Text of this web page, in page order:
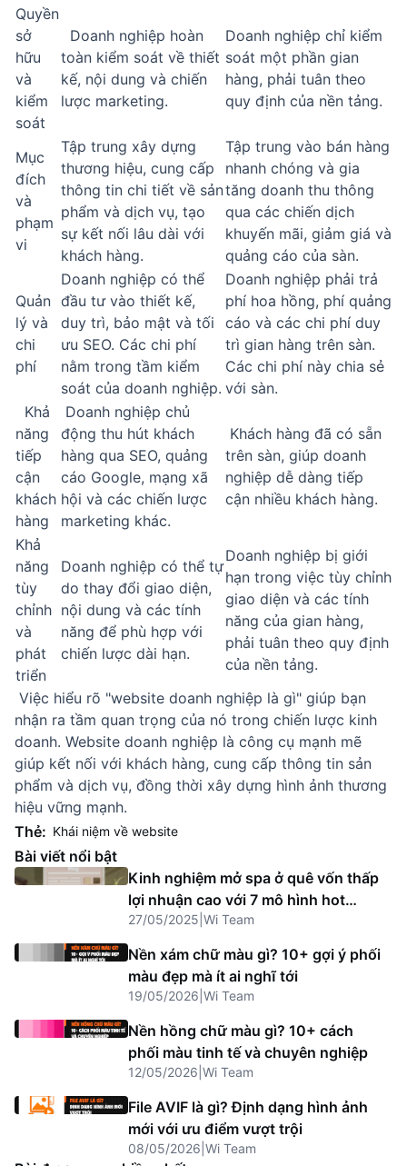
Quyền
sở
hữu
và
kiểm
soát
Doanh nghiệp hoàn
toàn kiểm soát về thiết
kế, nội dung và chiến
lược marketing.
Doanh nghiệp chỉ kiểm
soát một phần gian
hàng, phải tuân theo
quy định của nền tảng.
Mục
đích
và
phạm
vi
Tập trung xây dựng
thương hiệu, cung cấp
thông tin chi tiết về sản
phẩm và dịch vụ, tạo
sự kết nối lâu dài với
khách hàng.
Tập trung vào bán hàng
nhanh chóng và gia
tăng doanh thu thông
qua các chiến dịch
khuyến mãi, giảm giá và
quảng cáo của sàn.
Quản
lý và
chi
phí
Doanh nghiệp có thể
đầu tư vào thiết kế,
duy trì, bảo mật và tối
ưu SEO. Các chi phí
nằm trong tầm kiểm
soát của doanh nghiệp.
Doanh nghiệp phải trả
phí hoa hồng, phí quảng
cáo và các chi phí duy
trì gian hàng trên sàn.
Các chi phí này chia sẻ
với sàn.
Khả
năng
tiếp
cận
khách
hàng
Doanh nghiệp chủ
động thu hút khách
hàng qua SEO, quảng
cáo Google, mạng xã
hội và các chiến lược
marketing khác.
Khách hàng đã có sẵn
trên sàn, giúp doanh
nghiệp dễ dàng tiếp
cận nhiều khách hàng.
Khả
năng
tùy
chỉnh
và
phát
triển
Doanh nghiệp có thể tự
do thay đổi giao diện,
nội dung và các tính
năng để phù hợp với
chiến lược dài hạn.
Doanh nghiệp bị giới
hạn trong việc tùy chỉnh
giao diện và các tính
năng của gian hàng,
phải tuân theo quy định
của nền tảng.
Việc hiểu rõ "website doanh nghiệp là gì" giúp bạn
nhận ra tầm quan trọng của nó trong chiến lược kinh
doanh. Website doanh nghiệp là công cụ mạnh mẽ
giúp kết nối với khách hàng, cung cấp thông tin sản
phẩm và dịch vụ, đồng thời xây dựng hình ảnh thương
hiệu vững mạnh.
Thẻ: Khái niệm về website
Bài viết nổi bật
Kinh nghiệm mở spa ở quê vốn thấp
lợi nhuận cao với 7 mô hình hot
2025
27/05/2025 Wi Team
Nền xám chữ màu gì? 10+ gợi ý phối
màu đẹp mà ít ai nghĩ tới
19/05/2026 Wi Team
Nền hồng chữ màu gì? 10+ cách
phối màu tinh tế và chuyên nghiệp
12/05/2026 Wi Team
File AVIF là gì? Định dạng hình ảnh
mới với ưu điểm vượt trội
08/05/2026 Wi Team